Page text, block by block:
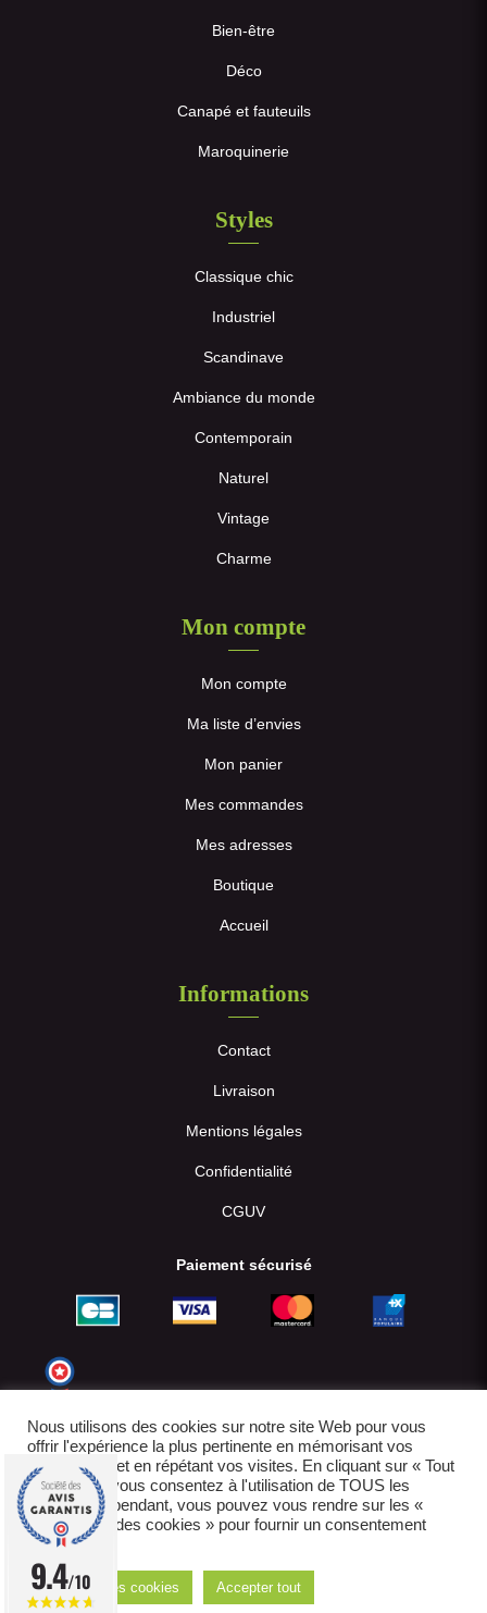
Bien-être
Déco
Canapé et fauteuils
Maroquinerie
Styles
Classique chic
Industriel
Scandinave
Ambiance du monde
Contemporain
Naturel
Vintage
Charme
Mon compte
Mon compte
Ma liste d’envies
Mon panier
Mes commandes
Mes adresses
Boutique
Accueil
Informations
Contact
Livraison
Mentions légales
Confidentialité
CGUV
Paiement sécurisé
E-boutique créée par IDCOMWEB avec
Nous utilisons des cookies sur notre site Web pour vous
offrir l'expérience la plus pertinente en mémorisant vos
préférences et en répétant vos visites. En cliquant sur « Tout
accepter », vous consentez à l'utilisation de TOUS les
cookies. Cependant, vous pouvez vous rendre sur les «
Paramètres des cookies » pour fournir un consentement
contrôlé.
Réglages des cookies Accepter tout
9.4/10